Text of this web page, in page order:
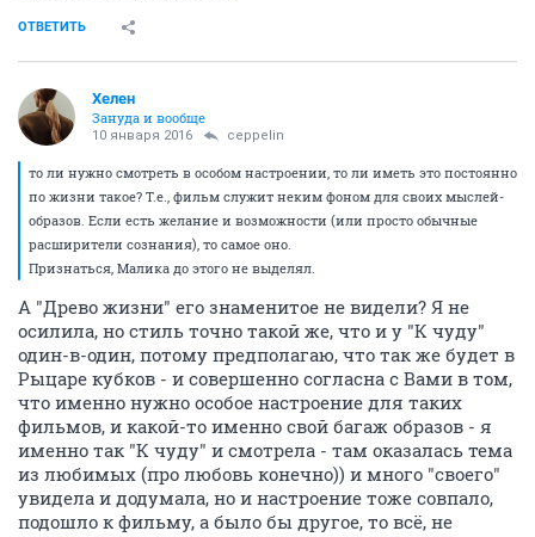
ОТВЕТИТЬ
Хелен
Зануда и вообще
10 января 2016 ceppelin
то ли нужно смотреть в особом настроении, то ли иметь это постоянно
по жизни такое? Т.е., фильм служит неким фоном для своих мыслей-
образов. Если есть желание и возможности (или просто обычные
расширители сознания), то самое оно.
Признаться, Малика до этого не выделял.
А "Древо жизни" его знаменитое не видели? Я не
осилила, но стиль точно такой же, что и у "К чуду"
один-в-один, потому предполагаю, что так же будет в
Рыцаре кубков - и совершенно согласна с Вами в том,
что именно нужно особое настроение для таких
фильмов, и какой-то именно свой багаж образов - я
именно так "К чуду" и смотрела - там оказалась тема
из любимых (про любовь конечно)) и много "своего"
увидела и додумала, но и настроение тоже совпало,
подошло к фильму, а было бы другое, то всё, не